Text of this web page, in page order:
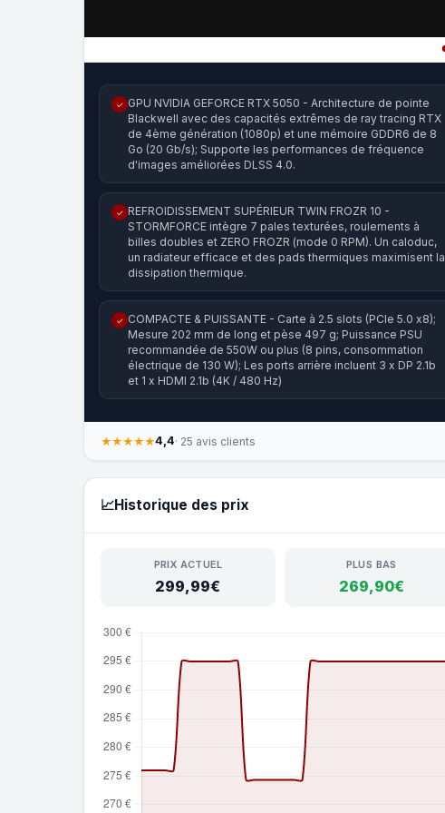
✓ GPU NVIDIA GEFORCE RTX 5050 - Architecture de pointe
Blackwell avec des capacités extrêmes de ray tracing RTX
de 4ème génération (1080p) et une mémoire GDDR6 de 8
Go (20 Gb/s); Supporte les performances de fréquence
d'images améliorées DLSS 4.0.
✓ REFROIDISSEMENT SUPÉRIEUR TWIN FROZR 10 -
STORMFORCE intègre 7 pales texturées, roulements à
billes doubles et ZERO FROZR (mode 0 RPM). Un caloduc,
un radiateur efficace et des pads thermiques maximisent la
dissipation thermique.
✓ COMPACTE & PUISSANTE - Carte à 2.5 slots (PCIe 5.0 x8);
Mesure 202 mm de long et pèse 497 g; Puissance PSU
recommandée de 550W ou plus (8 pins, consommation
électrique de 130 W); Les ports arrière incluent 3 x DP 2.1b
et 1 x HDMI 2.1b (4K / 480 Hz)
★★★★★4,4· 25 avis clients
📈Historique des prix
PRIX ACTUEL
299,99€
PLUS BAS
269,90€